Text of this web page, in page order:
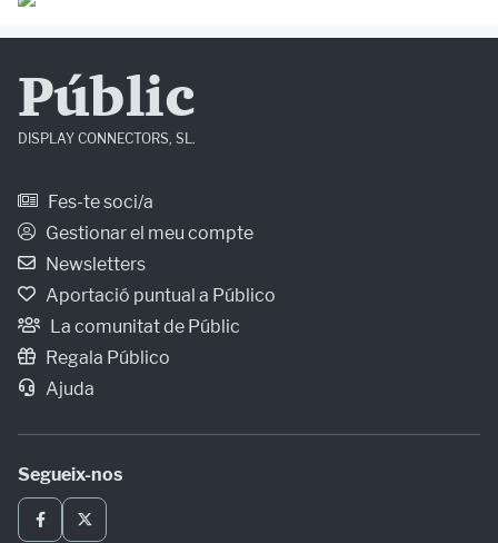
Públic
DISPLAY CONNECTORS, SL.
Fes-te soci/a
Gestionar el meu compte
Newsletters
Aportació puntual a Público
La comunitat de Públic
Regala Público
Ajuda
Segueix-nos